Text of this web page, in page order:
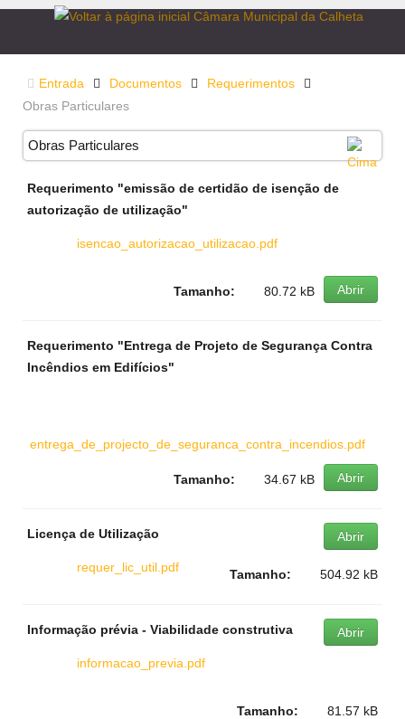
Entrada Documentos
Requerimentos
Obras Particulares
Obras Particulares
Requerimento "emissão de certidão de isenção de
autorização de utilização"
isencao_autorizacao_utilizacao.pdf
Abrir
Tamanho: 80.72 kB
Requerimento "Entrega de Projeto de Segurança Contra
Incêndios em Edifícios"
entrega_de_projecto_de_seguranca_contra_incendios.pdf
Abrir
Tamanho: 34.67 kB
Licença de Utilização
requer_lic_util.pdf
Abrir
Tamanho: 504.92 kB
Informação prévia - Viabilidade construtiva
informacao_previa.pdf
Abrir
Tamanho: 81.57 kB